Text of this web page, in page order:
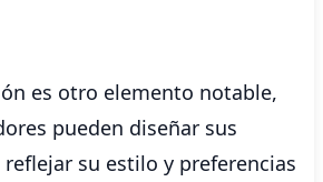
es otro elemento notable,
pueden diseñar sus
su estilo y preferencias